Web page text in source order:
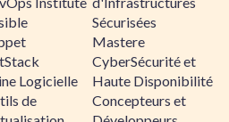
Logicielle
de
Sécurisées
Mastere
CyberSécurité et
Haute Disponibilité
Concepteurs et